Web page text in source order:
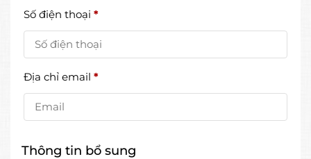
Số điện thoại *
Địa chỉ email *
Thông tin bổ sung